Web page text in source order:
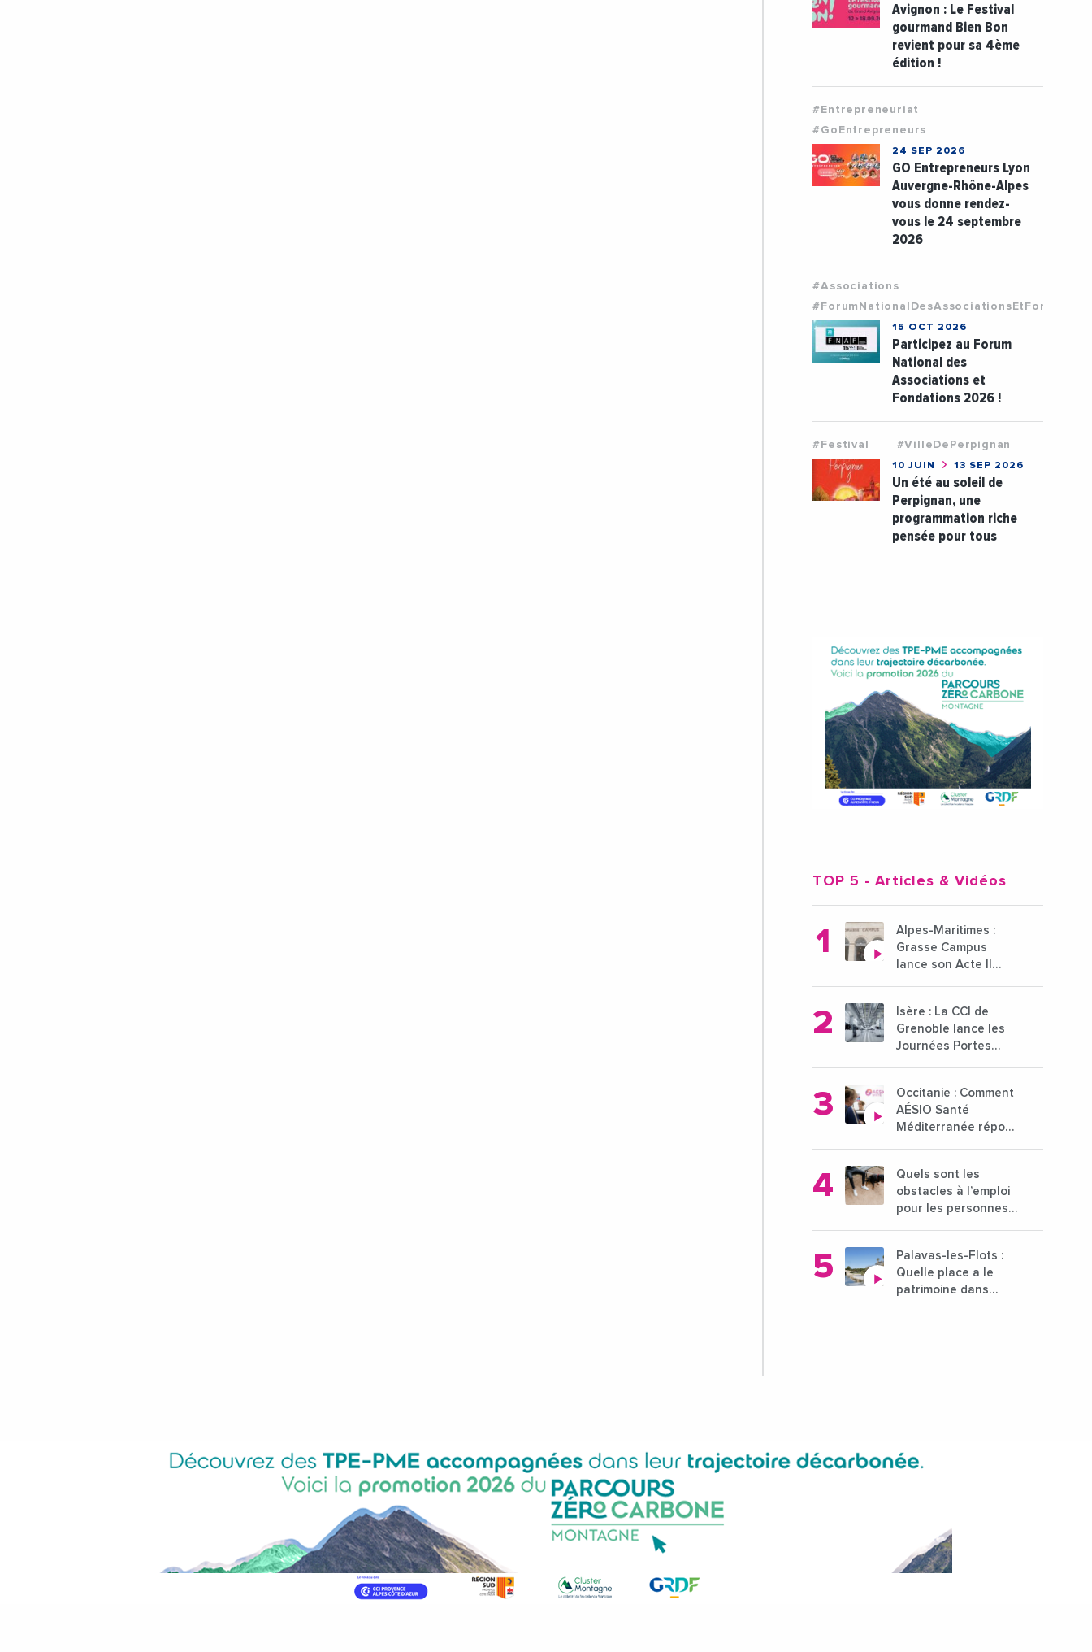
Avignon : Le Festival
gourmand Bien Bon
revient pour sa 4ème
édition !
#Entrepreneuriat
#GoEntrepreneurs
24 SEP 2026
GO Entrepreneurs Lyon
Auvergne-Rhône-Alpes
vous donne rendez-
vous le 24 septembre
2026
#Associations
15 OCT 2026
Participez au Forum
National des
Associations et
Fondations 2026 !
#Festival #VilleDePerpignan
10 JUIN 13 SEP 2026
Un été au soleil de
Perpignan, une
programmation riche
pensée pour tous
TOP 5 - Articles & Vidéos
Alpes-Maritimes :
Grasse Campus
lance son Acte II
pour l'enseignement
supérieur
Isère : La CCI de
Grenoble lance les
Journées Portes
21 octobre 2024
Occitanie : Comment
AÉSIO Santé
Méditerranée répond
médicaux ?
Quels sont les
obstacles à l’emploi
pour les personnes
Palavas-les-Flots :
Quelle place a le
patrimoine dans